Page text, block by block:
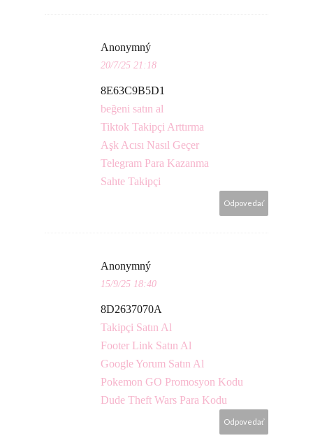
Anonymný
20/7/25 21:18
8E63C9B5D1
beğeni satın al
Tiktok Takipçi Arttırma
Aşk Acısı Nasıl Geçer
Telegram Para Kazanma
Sahte Takipçi
Odpovedať
Anonymný
15/9/25 18:40
8D2637070A
Takipçi Satın Al
Footer Link Satın Al
Google Yorum Satın Al
Pokemon GO Promosyon Kodu
Dude Theft Wars Para Kodu
Odpovedať